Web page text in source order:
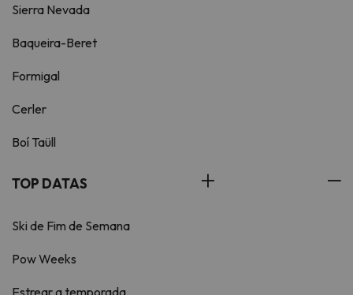
Sierra Nevada
Baqueira-Beret
Formigal
Cerler
Boí Taüll
TOP DATAS
Ski de Fim de Semana
Pow Weeks
Estrear a temporada